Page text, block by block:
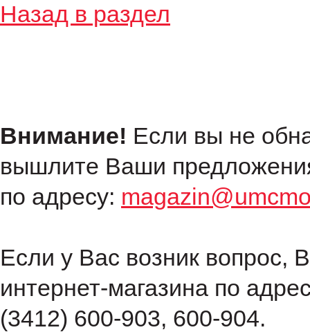
Назад в раздел
Внимание! Если вы не
вышлите Ваши
по адресу:
Если у Вас возник вопрос,
интернет-магазина по
(3412) 600-903, 600-904.